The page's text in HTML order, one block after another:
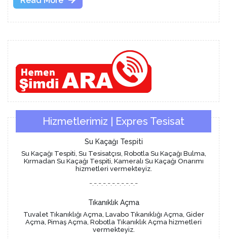
Hizmetlerimiz | Expres Tesisat
Su Kaçağı Tespiti
Su Kaçağı Tespiti, Su Tesisatçısı, Robotla Su Kaçağı Bulma,
Kırmadan Su Kaçağı Tespiti, Kameralı Su Kaçağı Onarımı
hizmetleri vermekteyiz.
-.-.-.-.-.-.-.-.-.-.-
Tıkanıklık Açma
Tuvalet Tıkanıklığı Açma, Lavabo Tıkanıklığı Açma, Gider
Açma, Pimaş Açma, Robotla Tıkanıklık Açma hizmetleri
vermekteyiz.